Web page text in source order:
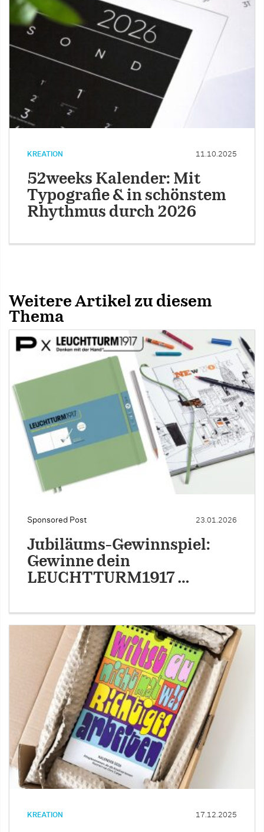
KREATION 11.10.2025
52weeks Kalender: Mit
Typografie & in schönstem
Rhythmus durch 2026
Weitere Artikel zu diesem
Thema
Sponsored Post 23.01.2026
Jubiläums-Gewinnspiel:
Gewinne dein
LEUCHTTURM1917 …
KREATION 17.12.2025